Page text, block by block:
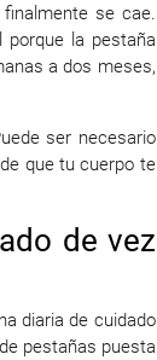
se cae.
porque la pestaña
a dos meses,
ser necesario
que tu cuerpo te
de vez
diaria de cuidado
pestañas puesta